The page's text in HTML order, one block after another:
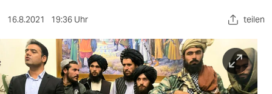
sport
berlin
16.8.2021 19:36 Uhr teilen